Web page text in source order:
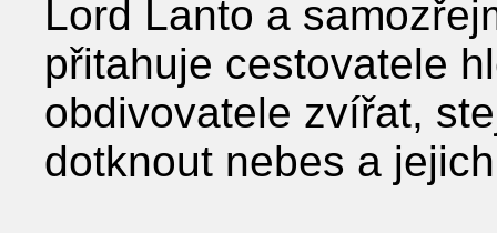
Lord Lanto a
přitahuje cestovatele
obdivovatele zvířat,
dotknout nebes a